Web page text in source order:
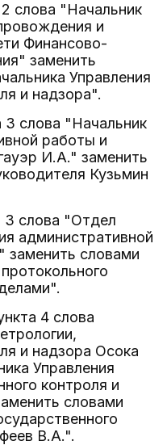
слова "Начальник
и
Финансово-
заменить
Управления
и надзора".
3 слова "Начальник
работы и
И.А." заменить
Кузьмин
3 слова "Отдел
административной
заменить словами
4 слова
и надзора Осока
Управления
контроля и
словами
В.А.".